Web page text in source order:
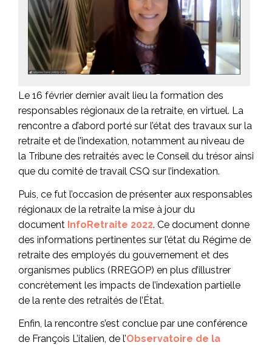
Le 16 février dernier avait lieu la formation des
responsables régionaux de la retraite, en virtuel. La
rencontre a d’abord porté sur l’état des travaux sur la
retraite et de l’indexation, notamment au niveau de
la Tribune des retraités avec le Conseil du trésor ainsi
que du comité de travail CSQ sur l’indexation.
Puis, ce fut l’occasion de présenter aux responsables
régionaux de la retraite la mise à jour du
document InfoRetraite 2022. Ce document donne
des informations pertinentes sur l’état du Régime de
retraite des employés du gouvernement et des
organismes publics (RREGOP) en plus d’illustrer
concrètement les impacts de l’indexation partielle
de la rente des retraités de l’État.
Enfin, la rencontre s’est conclue par une conférence
de François L’italien, de l’Observatoire de la